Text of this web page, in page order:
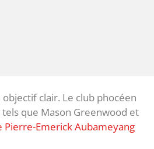
clair. Le club phocéen
que Mason Greenwood et
Pierre-Emerick Aubameyang